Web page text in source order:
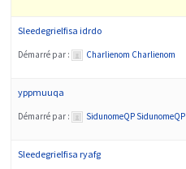
Sleedegrielfisa idrdo
Démarré par : Charlienom Charlienom
yppmuuqa
Démarré par : SidunomeQP SidunomeQP
Sleedegrielfisa ryafg